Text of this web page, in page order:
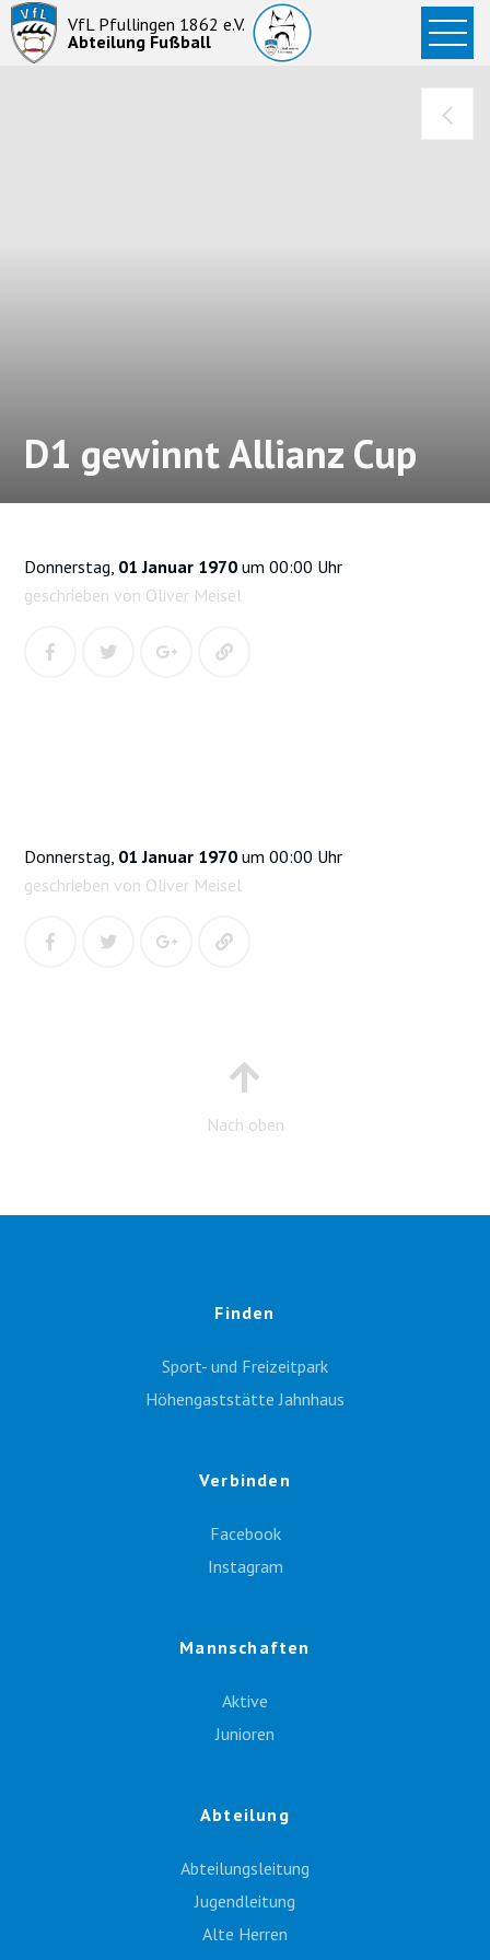
VfL Pfullingen 1862 e.V.
Abteilung Fußball
Startseite
News
D1 gewinnt Allianz Cup
Donnerstag, 01 Januar 1970 um 00:00 Uhr
geschrieben von Oliver Meisel
Donnerstag, 01 Januar 1970 um 00:00 Uhr
geschrieben von Oliver Meisel
Nach oben
Finden
Sport- und Freizeitpark
Höhengaststätte Jahnhaus
Verbinden
Facebook
Instagram
Mannschaften
Aktive
Junioren
Abteilung
Abteilungsleitung
Jugendleitung
Alte Herren